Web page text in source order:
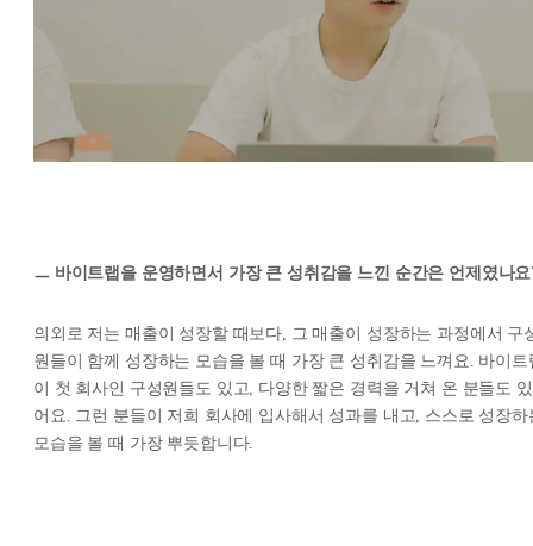
ㅡ 바이트랩을 운영하면서 가장 큰 성취감을 느낀 순간은 언제였나요
의외로 저는 매출이 성장할 때보다, 그 매출이 성장하는 과정에서 구
원들이 함께 성장하는 모습을 볼 때 가장 큰 성취감을 느껴요. 바이트
이 첫 회사인 구성원들도 있고, 다양한 짧은 경력을 거쳐 온 분들도 있
어요. 그런 분들이 저희 회사에 입사해서 성과를 내고, 스스로 성장하
모습을 볼 때 가장 뿌듯합니다.